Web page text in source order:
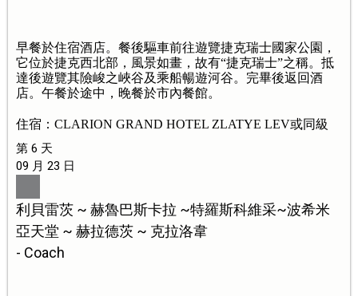
早餐於住宿酒店。餐後驅車前往遊覽捷克瑞士國家公園，
它位於捷克西北部，風景如畫，故有“捷克瑞士”之稱。抵
達後遊覽其險峻之峽谷及乘船暢遊河谷。完畢後返回酒
店。午餐於途中，晚餐於市內餐館。
住宿：CLARION GRAND HOTEL ZLATYE LEV或同級
第 6 天
09 月 23 日
利貝雷茨 ~ 赫魯巴斯卡拉 ~特羅斯科維采~波希米
亞天堂 ~ 赫拉德茨 ~ 克拉洛韋
- Coach